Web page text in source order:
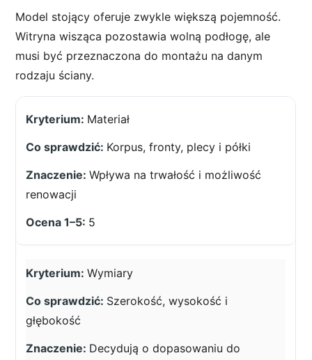
Model stojący oferuje zwykle większą pojemność.
Witryna wisząca pozostawia wolną podłogę, ale
musi być przeznaczona do montażu na danym
rodzaju ściany.
Materiał
Korpus, fronty, plecy i półki
Wpływa na trwałość i możliwość
renowacji
5
Wymiary
Szerokość, wysokość i
głębokość
Decydują o dopasowaniu do